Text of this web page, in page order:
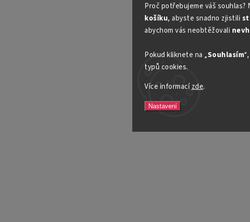
Proč potřebujeme váš souhlas?
košíku, abyste snadno zjistili
abychom vás neobtěžovali
Pokud kliknete na „Souhlasím
typů cookies.
Více informacízde.
Nastavení